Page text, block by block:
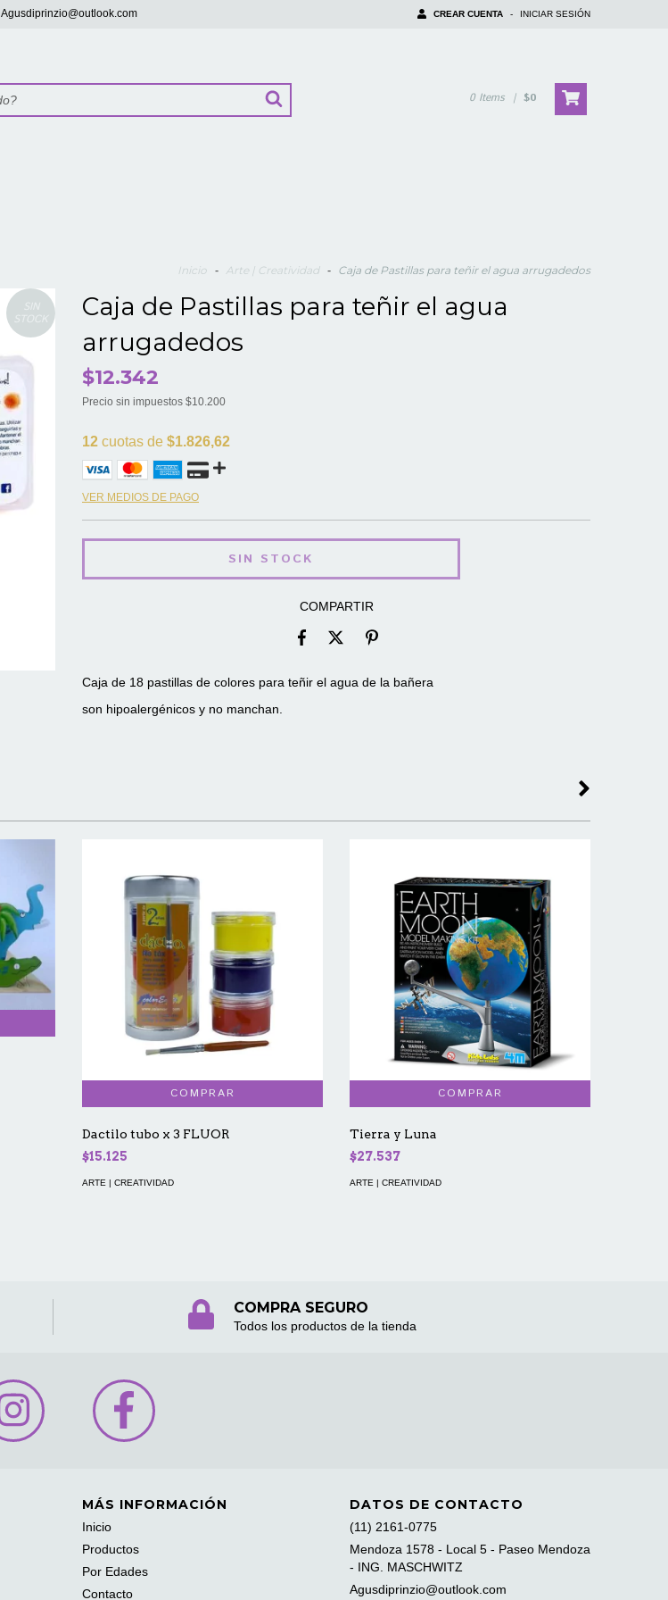
Agusdiprinzio@outlook.com CREAR CUENTA - INICIAR SESIÓN
0 Items | $0
Inicio - Arte | Creatividad - Caja de Pastillas para teñir el agua arrugadedos
SIN
STOCK
Caja de Pastillas para teñir el agua
arrugadedos
$12.342
Precio sin impuestos $10.200
12 cuotas de $1.826,62
VER MEDIOS DE PAGO
COMPARTIR
Caja de 18 pastillas de colores para teñir el agua de la bañera
son hipoalergénicos y no manchan.
Dactilo tubo x 3 FLUOR
$15.125
ARTE | CREATIVIDAD
Tierra y Luna
$27.537
ARTE | CREATIVIDAD
COMPRA SEGURO
Todos los productos de la tienda
MÁS INFORMACIÓN
Inicio
Productos
Por Edades
Contacto
DATOS DE CONTACTO
(11) 2161-0775
Mendoza 1578 - Local 5 - Paseo Mendoza
- ING. MASCHWITZ
Agusdiprinzio@outlook.com